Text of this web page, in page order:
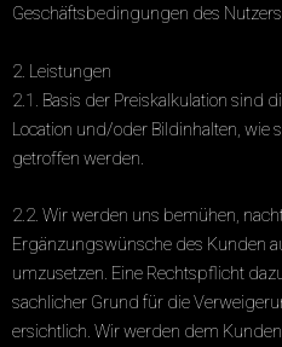
Geschäftsbedingungen des
2. Leistungen
2.1. Basis der Preiskalkulation sind
Location und/oder Bildinhalten, wie
getroffen werden.
2.2. Wir werden uns bemühen,
Ergänzungswünsche des Kunden
umzusetzen. Eine Rechtspflicht
sachlicher Grund für die
ersichtlich. Wir werden dem